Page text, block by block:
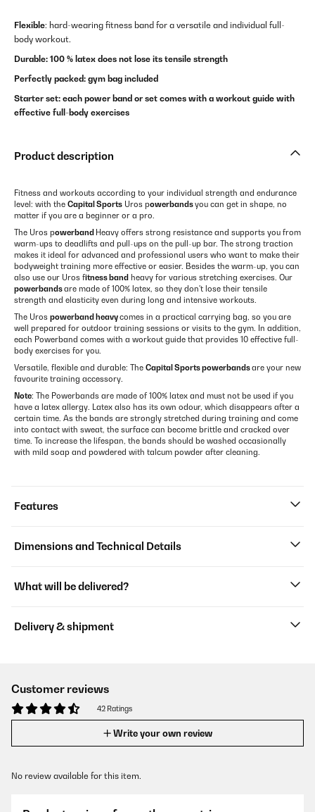
Flexible: hard-wearing fitness band for a versatile and individual full-
body workout.
Durable: 100 % latex does not lose its tensile strength
Perfectly packed: gym bag included
Starter set: each power band or set comes with a workout guide with
effective full-body exercises
Product description
Fitness and workouts according to your individual strength and endurance
level: with the Capital Sports Uros powerbandsyou can get in shape, no
matter if you are a beginner or a pro.
The Uros powerband Heavy offers strong resistance and supports you from
warm-ups to deadlifts and pull-ups on the pull-up bar. The strong traction
makes it ideal for advanced and professional users who want to make their
bodyweight training more effective or easier. Besides the warm-up, you can
also use our Uros fitness band heavy for various stretching exercises. Our
powerbandsare made of 100% latex, so they don't lose their tensile
strength and elasticity even during long and intensive workouts.
The Uros powerband heavycomes in a practical carrying bag, so you are
well prepared for outdoor training sessions or visits to the gym. In addition,
each Powerband comes with a workout guide that provides 10 effective full-
body exercises for you.
Versatile, flexible and durable: The Capital Sports powerbandsare your new
favourite training accessory.
Note: The Powerbands are made of 100% latex and must not be used if you
have a latex allergy. Latex also has its own odour, which disappears after a
certain time. As the bands are strongly stretched during training and come
into contact with sweat, the surface can become brittle and cracked over
time. To increase the lifespan, the bands should be washed occasionally
with mild soap and powdered with talcum powder after cleaning.
Features
Dimensions and Technical Details
What will be delivered?
Delivery & shipment
Customer reviews
42 Ratings
Write your own review
No review available for this item.